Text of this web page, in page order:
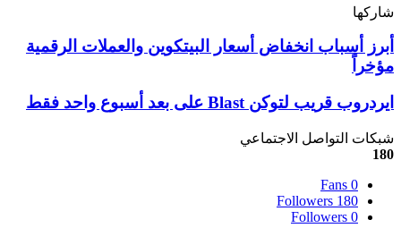
شاركها
أبرز
أسباب
انخفاض
أسعار
البيتكوين
والعملات
الرقمية
مؤخراً
أبرز أسباب انخفاض أسعار البيتكوين والعملات الرقمية
مؤخراً
ايردروب
قريب
لتوكن
Blast
أسبوع
واحد
ايردروب قريب لتوكن Blast على بعد أسبوع واحد فقط
شبكات التواصل الاجتماعي
180
0
Fans
180
Followers
0
Followers